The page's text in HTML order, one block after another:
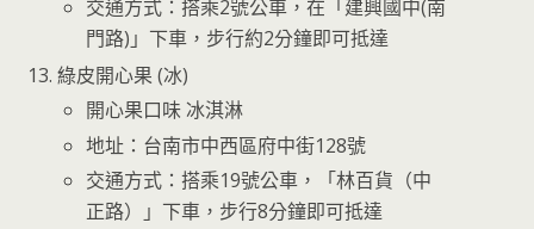
交通方式：搭乘2號公車，在「建興國中(南
門路)」下車，步行約2分鐘即可抵達
綠皮開心果 (冰)
開心果口味 冰淇淋
地址：台南市中西區府中街128號
交通方式：搭乘19號公車，「林百貨（中
正路）」下車，步行8分鐘即可抵達